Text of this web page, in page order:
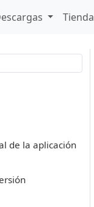
Tienda
de la aplicación